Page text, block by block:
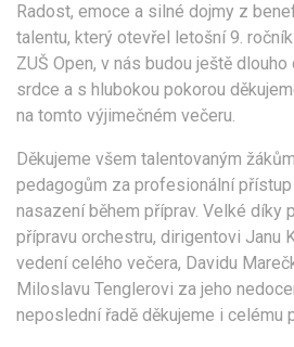
Radost, emoce a silné dojmy z
talentu, který otevřel letošní 9.
ZUŠ Open, v nás budou ještě
srdce a s hlubokou pokorou
na tomto výjimečném večeru.
Děkujeme všem talentovaným
pedagogům za profesionální
nasazení během příprav. Velké díky
přípravu orchestru, dirigentovi Janu
vedení celého večera, Davidu
Miloslavu Tenglerovi za jeho
neposlední řadě děkujeme i celému